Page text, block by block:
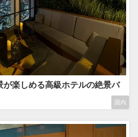
国内
楽しめる高級ホテルの絶景バ